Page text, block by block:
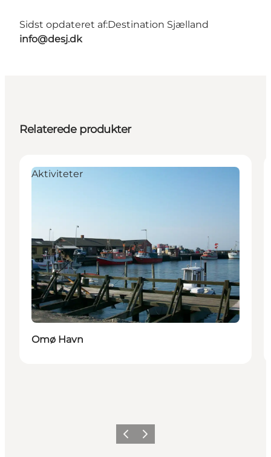
Sidst opdateret af:Destination Sjælland
info@desj.dk
Relaterede produkter
Aktiviteter
Omø Havn
ForrigeNæste